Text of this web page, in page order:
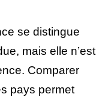
se distingue
mais elle n’est
Comparer
pays permet